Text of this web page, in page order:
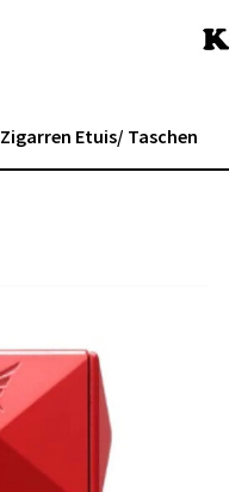
Zigarren Etuis/ Taschen